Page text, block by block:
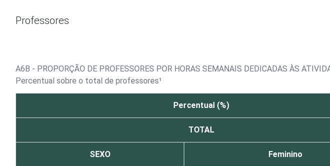
Professores
A6B - PROPORÇÃO DE PROFESSORES POR HORAS SEMANAIS DEDICADAS ÀS
Percentual sobre o total de professores¹
Percentual (%)
TOTAL
SEXO Feminino